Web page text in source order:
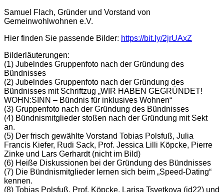
Samuel Flach, Gründer und Vorstand von
Gemeinwohlwohnen e.V.
Hier finden Sie passende Bilder: https://bit.ly/2jrUAxZ
Bilderläuterungen:
(1) Jubelndes Gruppenfoto nach der Gründung des
Bündnisses
(2) Jubelndes Gruppenfoto nach der Gründung des
Bündnisses mit Schriftzug „WIR HABEN GEGRÜNDET!
WOHN:SINN – Bündnis für inklusives Wohnen“
(3) Gruppenfoto nach der Gründung des Bündnisses
(4) Bündnismitglieder stoßen nach der Gründung mit Sekt
an.
(5) Der frisch gewählte Vorstand Tobias Polsfuß, Julia
Francis Kiefer, Rudi Sack, Prof. Jessica Lilli Köpcke, Pierre
Zinke und Lars Gerhardt (nicht im Bild)
(6) Heiße Diskussionen bei der Gründung des Bündnisses
(7) Die Bündnismitglieder lernen sich beim „Speed-Dating“
kennen.
(8) Tobias Polsfuß, Prof. Köpcke, Larisa Tsvetkova (id22) und